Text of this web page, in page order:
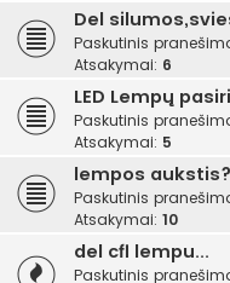
Del
Paskutinis
Atsakymai: 6
LED Lempų
Paskutinis
Atsakymai: 5
lempos aukstis?
Paskutinis
Atsakymai: 10
del cfl lempu...
Paskutinis